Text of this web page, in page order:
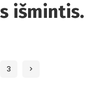
išmintis.
3